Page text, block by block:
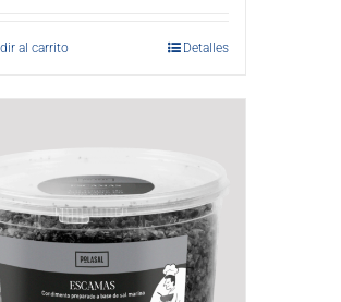
al carrito Detalles